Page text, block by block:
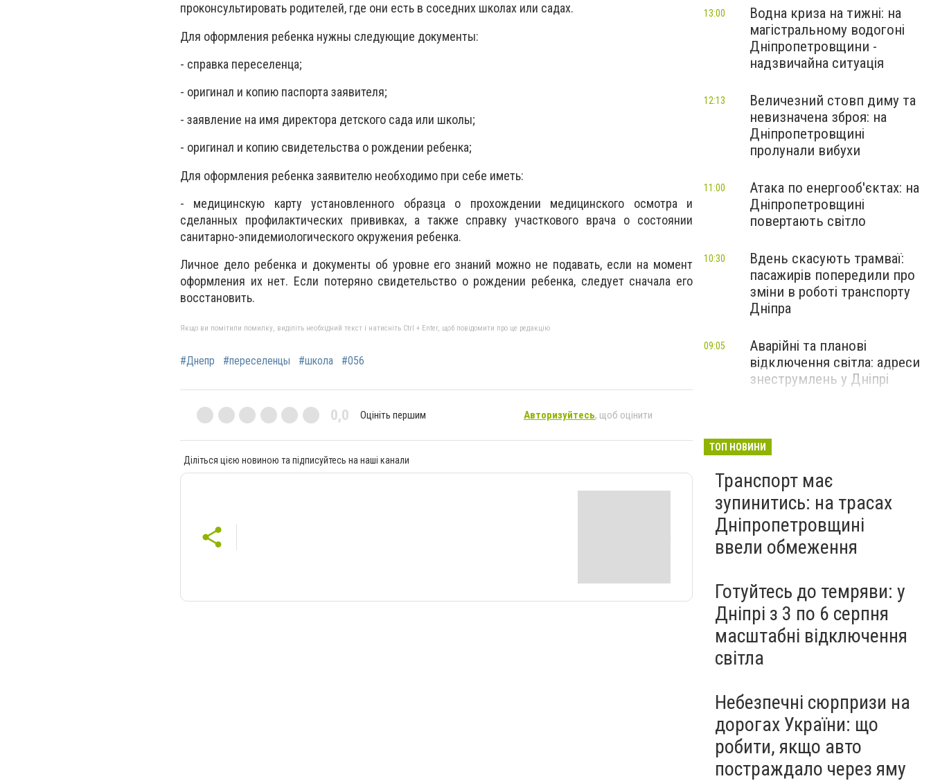
проконсультировать родителей, где они есть в соседних школах или садах.
Для оформления ребенка нужны следующие документы:
- справка переселенца;
- оригинал и копию паспорта заявителя;
- заявление на имя директора детского сада или школы;
- оригинал и копию свидетельства о рождении ребенка;
Для оформления ребенка заявителю необходимо при себе иметь:
- медицинскую карту установленного образца о прохождении медицинского осмотра и
сделанных профилактических прививках, а также справку участкового врача о состоянии
санитарно-эпидемиологического окружения ребенка.
Личное дело ребенка и документы об уровне его знаний можно не подавать, если на момент
оформления их нет. Если потеряно свидетельство о рождении ребенка, следует сначала его
восстановить.
Якщо ви помітили помилку, виділіть необхідний текст і натисніть Ctrl + Enter, щоб повідомити про це редакцію
#Днепр #переселенцы #школа #056
0,0 Оцініть першим Авторизуйтесь, щоб оцінити
Діліться цією новиною та підписуйтесь на наші канали
Водна криза на тижні: на
магістральному водогоні
Дніпропетровщини -
надзвичайна ситуація
13:00
Величезний стовп диму та
невизначена зброя: на
Дніпропетровщині
пролунали вибухи
12:13
Атака по енергооб'єктах: на
Дніпропетровщині
повертають світло
11:00
Вдень скасують трамваї:
пасажирів попередили про
зміни в роботі транспорту
Дніпра
10:30
Аварійні та планові
відключення світла: адреси
знеструмлень у Дніпрі
09:05
ТОП НОВИНИ
Транспорт має
зупинитись: на трасах
Дніпропетровщині
ввели обмеження
Готуйтесь до темряви: у
Дніпрі з 3 по 6 серпня
масштабні відключення
світла
Небезпечні сюрпризи на
дорогах України: що
робити, якщо авто
постраждало через яму